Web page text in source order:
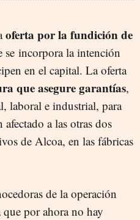
oferta por la fundición de
se incorpora la intención
en el capital. La oferta
que asegure garantías,
laboral e industrial, para
a las otras dos
de Alcoa, en las fábricas
de la operación
por ahora no hay